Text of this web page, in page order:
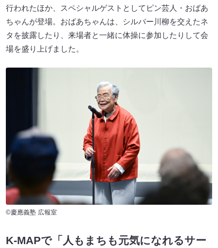
行われたほか、スペシャルゲストとしてピン芸人・おばあ
ちゃんが登場。おばあちゃんは、シルバー川柳を交えたネ
タを披露したり、来場者と一緒に体操に参加したりして会
場を盛り上げました。
©慶應義塾 広報室
K-MAPで「人もまちも元気になれるサー